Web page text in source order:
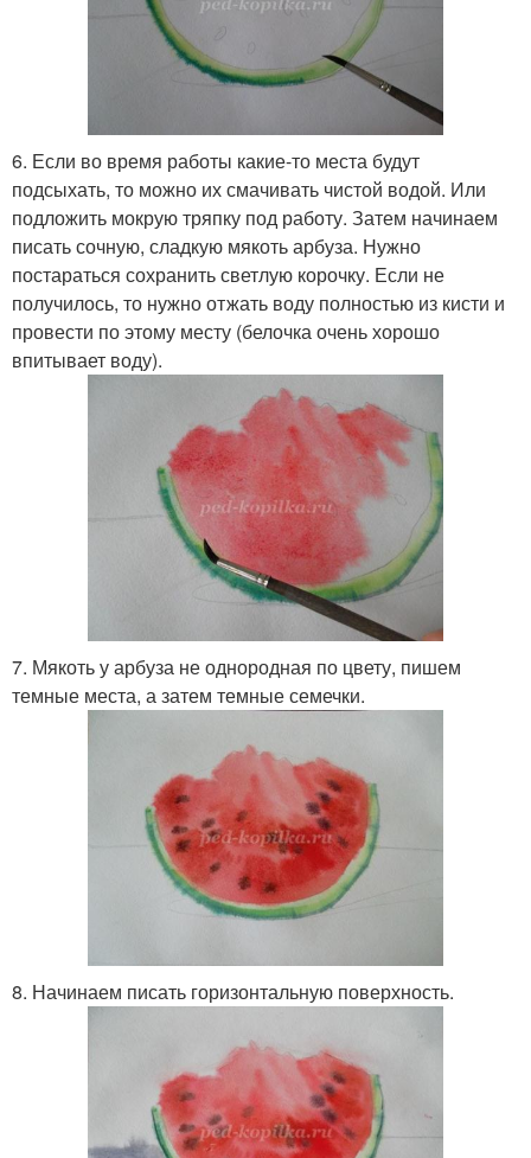
6. Если во время работы какие-то места будут
подсыхать, то можно их смачивать чистой водой. Или
подложить мокрую тряпку под работу. Затем начинаем
писать сочную, сладкую мякоть арбуза. Нужно
постараться сохранить светлую корочку. Если не
получилось, то нужно отжать воду полностью из кисти и
провести по этому месту (белочка очень хорошо
впитывает воду).
7. Мякоть у арбуза не однородная по цвету, пишем
темные места, а затем темные семечки.
8. Начинаем писать горизонтальную поверхность.